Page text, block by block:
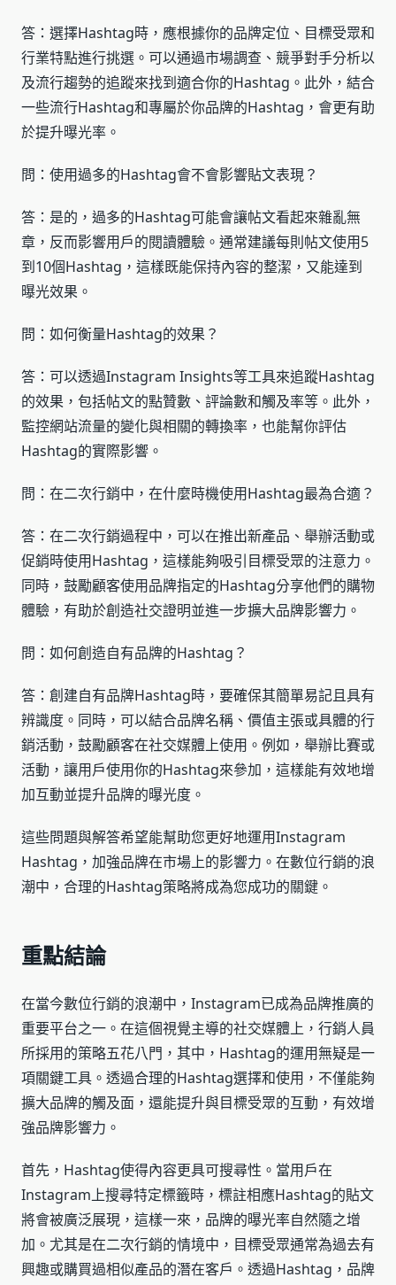
答：選擇Hashtag時，應根據你的品牌定位、目標受眾和
行業特點進行挑選。可以通過市場調查、競爭對手分析以
及流行趨勢的追蹤來找到適合你的Hashtag。此外，結合
一些流行Hashtag和專屬於你品牌的Hashtag，會更有助
於提升曝光率。
問：使用過多的Hashtag會不會影響貼文表現？
答：是的，過多的Hashtag可能會讓帖文看起來雜亂無
章，反而影響用戶的閱讀體驗。通常建議每則帖文使用5
到10個Hashtag，這樣既能保持內容的整潔，又能達到
曝光效果。
問：如何衡量Hashtag的效果？
答：可以透過Instagram Insights等工具來追蹤Hashtag
的效果，包括帖文的點贊數、評論數和觸及率等。此外，
監控網站流量的變化與相關的轉換率，也能幫你評估
Hashtag的實際影響。
問：在二次行銷中，在什麼時機使用Hashtag最為合適？
答：在二次行銷過程中，可以在推出新產品、舉辦活動或
促銷時使用Hashtag，這樣能夠吸引目標受眾的注意力。
同時，鼓勵顧客使用品牌指定的Hashtag分享他們的購物
體驗，有助於創造社交證明並進一步擴大品牌影響力。
問：如何創造自有品牌的Hashtag？
答：創建自有品牌Hashtag時，要確保其簡單易記且具有
辨識度。同時，可以結合品牌名稱、價值主張或具體的行
銷活動，鼓勵顧客在社交媒體上使用。例如，舉辦比賽或
活動，讓用戶使用你的Hashtag來參加，這樣能有效地增
加互動並提升品牌的曝光度。
這些問題與解答希望能幫助您更好地運用Instagram
Hashtag，加強品牌在市場上的影響力。在數位行銷的浪
潮中，合理的Hashtag策略將成為您成功的關鍵。
重點結論
在當今數位行銷的浪潮中，Instagram已成為品牌推廣的
重要平台之一。在這個視覺主導的社交媒體上，行銷人員
所採用的策略五花八門，其中，Hashtag的運用無疑是一
項關鍵工具。透過合理的Hashtag選擇和使用，不僅能夠
擴大品牌的觸及面，還能提升與目標受眾的互動，有效增
強品牌影響力。
首先，Hashtag使得內容更具可搜尋性。當用戶在
Instagram上搜尋特定標籤時，標註相應Hashtag的貼文
將會被廣泛展現，這樣一來，品牌的曝光率自然隨之增
加。尤其是在二次行銷的情境中，目標受眾通常為過去有
興趣或購買過相似產品的潛在客戶。透過Hashtag，品牌